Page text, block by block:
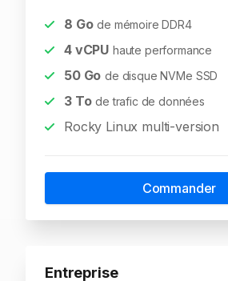
8 Go de mémoire DDR4
4vCPU haute performance
50Go de disque NVMe SSD
3To de trafic de données
Rocky Linux multi-version
Commander
Entreprise